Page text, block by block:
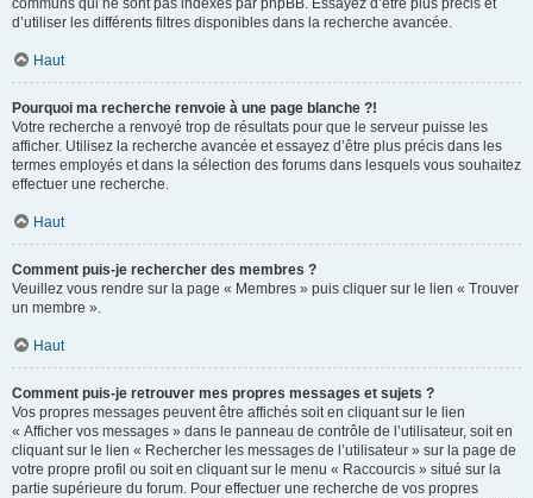
communs qui ne sont pas indexés par phpBB. Essayez d’être plus précis et
d’utiliser les différents filtres disponibles dans la recherche avancée.
Haut
Pourquoi ma recherche renvoie à une page blanche ?!
Votre recherche a renvoyé trop de résultats pour que le serveur puisse les
afficher. Utilisez la recherche avancée et essayez d’être plus précis dans les
termes employés et dans la sélection des forums dans lesquels vous souhaitez
effectuer une recherche.
Haut
Comment puis-je rechercher des membres ?
Veuillez vous rendre sur la page « Membres » puis cliquer sur le lien « Trouver
un membre ».
Haut
Comment puis-je retrouver mes propres messages et sujets ?
Vos propres messages peuvent être affichés soit en cliquant sur le lien
« Afficher vos messages » dans le panneau de contrôle de l’utilisateur, soit en
cliquant sur le lien « Rechercher les messages de l’utilisateur » sur la page de
votre propre profil ou soit en cliquant sur le menu « Raccourcis » situé sur la
partie supérieure du forum. Pour effectuer une recherche de vos propres